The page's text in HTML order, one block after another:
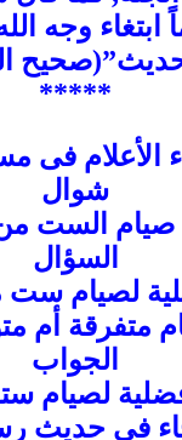
وجه
*****
الأعلام
شوال
الست
السؤال
لصيام
متفرقة أم
الجواب
لصيام
في حديث